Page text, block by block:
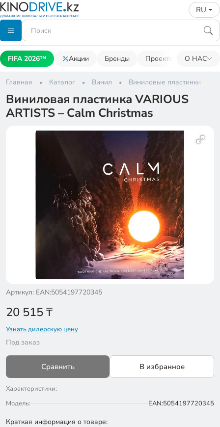
RU
FIFA 2026™ Акции Бренды Проекторы О НАС
Главная Каталог Винил Виниловые пластинки
Виниловая пластинка VARIOUS
ARTISTS – Calm Christmas
Артикул: EAN:5054197720345
20 515₸
Узнать дилерскую цену
Под заказ
Сравнить В избранное
Характеристики:
Модель:
EAN:5054197720345
Краткая информация о товаре: